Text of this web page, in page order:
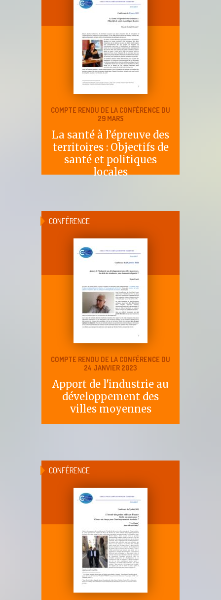
COMPTE RENDU DE LA CONFÉRENCE DU
29 MARS
La santé à l’épreuve des
territoires : Objectifs de
santé et politiques
locales
CONFÉRENCE
COMPTE RENDU DE LA CONFÉRENCE DU
24 JANVIER 2023
Apport de l'industrie au
développement des
villes moyennes
CONFÉRENCE